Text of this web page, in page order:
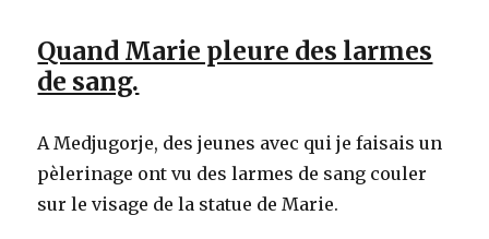
Quand Marie pleure des larmes
de sang.
A Medjugorje, des jeunes avec qui je faisais un
pèlerinage ont vu des larmes de sang couler
sur le visage de la statue de Marie.